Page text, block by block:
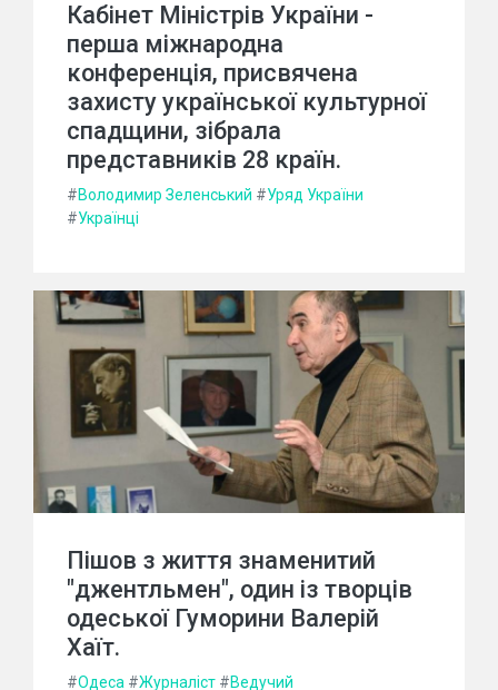
Кабінет Міністрів України -
перша міжнародна
конференція, присвячена
захисту української культурної
спадщини, зібрала
представників 28 країн.
#Володимир Зеленський #Уряд України
#Українці
Пішов з життя знаменитий
"джентльмен", один із творців
одеської Гуморини Валерій
Хаїт.
#Одеса #Журналіст #Ведучий